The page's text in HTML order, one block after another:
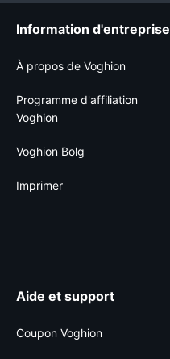
Information d'entreprise
À propos de Voghion
Programme d'affiliation
Voghion
Voghion Bolg
Imprimer
Aide et support
Coupon Voghion